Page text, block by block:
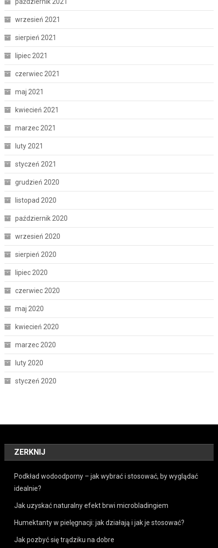
wrzesień 2021
sierpień 2021
lipiec 2021
czerwiec 2021
maj 2021
kwiecień 2021
marzec 2021
luty 2021
styczeń 2021
grudzień 2020
listopad 2020
październik 2020
wrzesień 2020
sierpień 2020
lipiec 2020
czerwiec 2020
maj 2020
kwiecień 2020
marzec 2020
luty 2020
styczeń 2020
ZERKNIJ
Podkład wodoodporny – jak wybrać i stosować, by wyglądać
idealnie?
Jak uzyskać naturalny efekt brwi microbladingiem
Humektanty w pielęgnacji: jak działają i jak je stosować?
Jak pozbyć się trądziku na dobre